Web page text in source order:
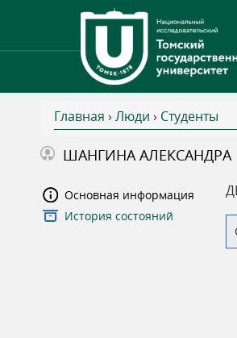
В
ы
з
Главная › Люди › Студенты
ШАНГИНА АЛЕКСАНДРА
Основная информация
История состояний